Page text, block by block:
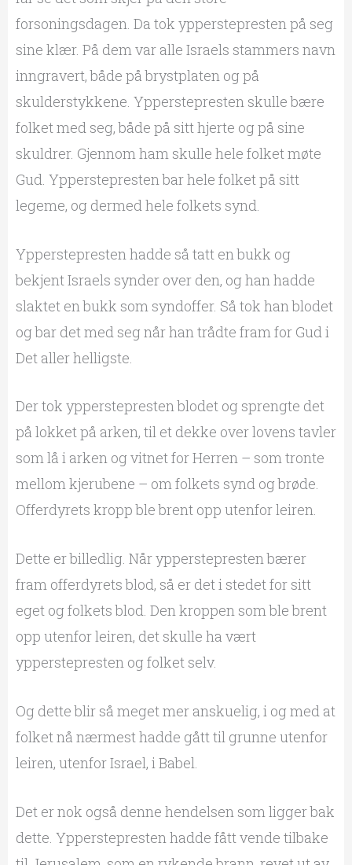
forsoningsdagen. Da tok ypperstepresten på seg
sine klær. På dem var alle Israels stammers navn
inngravert, både på brystplaten og på
skulderstykkene. Ypperstepresten skulle bære
folket med seg, både på sitt hjerte og på sine
skuldrer. Gjennom ham skulle hele folket møte
Gud. Ypperstepresten bar hele folket på sitt
legeme, og dermed hele folkets synd.
Ypperstepresten hadde så tatt en bukk og
bekjent Israels synder over den, og han hadde
slaktet en bukk som syndoffer. Så tok han blodet
og bar det med seg når han trådte fram for Gud i
Det aller helligste.
Der tok ypperstepresten blodet og sprengte det
på lokket på arken, til et dekke over lovens tavler
som lå i arken og vitnet for Herren – som tronte
mellom kjerubene – om folkets synd og brøde.
Offerdyrets kropp ble brent opp utenfor leiren.
Dette er billedlig. Når ypperstepresten bærer
fram offerdyrets blod, så er det i stedet for sitt
eget og folkets blod. Den kroppen som ble brent
opp utenfor leiren, det skulle ha vært
ypperstepresten og folket selv.
Og dette blir så meget mer anskuelig, i og med at
folket nå nærmest hadde gått til grunne utenfor
leiren, utenfor Israel, i Babel.
Det er nok også denne hendelsen som ligger bak
dette. Ypperstepresten hadde fått vende tilbake